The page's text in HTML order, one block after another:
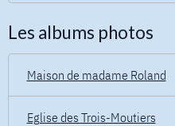
Les albums photos
Maison de madame Roland
Eglise des Trois-Moutiers